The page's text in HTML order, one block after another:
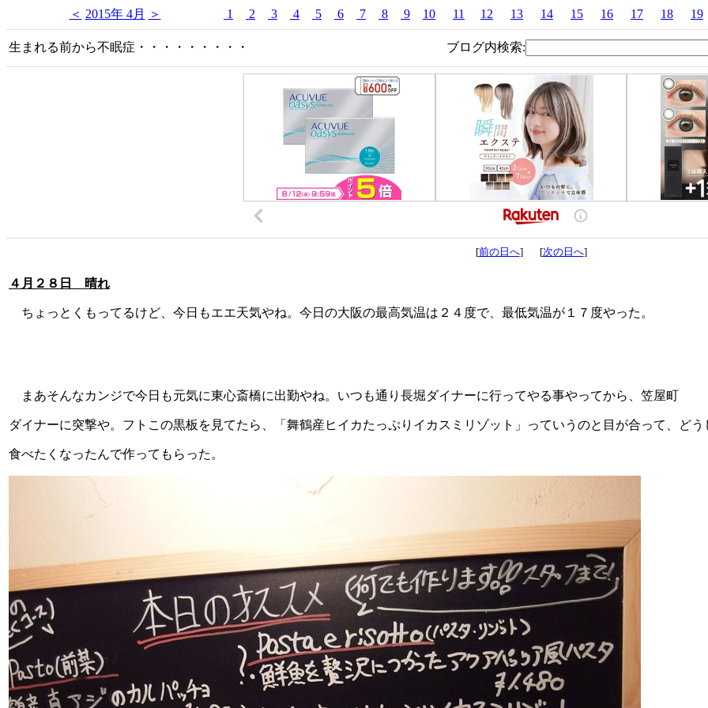
＜ 2015年 4月 ＞ 1 2 3 4 5 6 7 8 9 10 11 12 13 14 15 16 17 18 19
生まれる前から不眠症・・・・・・・・・ ブログ内検索:
[前の日へ] [次の日へ]
４月２８日 晴れ
ちょっとくもってるけど、今日もエエ天気やね。今日の大阪の最高気温は２４度で、最低気温が１７度やった。
まあそんなカンジで今日も元気に東心斎橋に出勤やね。いつも通り長堀ダイナーに行ってやる事やってから、笠屋町
ダイナーに突撃や。フトこの黒板を見てたら、「舞鶴産ヒイカたっぷりイカスミリゾット」っていうのと目が合って、どう
食べたくなったんで作ってもらった。